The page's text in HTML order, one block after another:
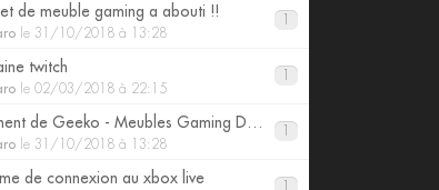
de meuble gaming a abouti !!
le 31/10/2018 à 13:28
twitch
le 02/03/2018 à 22:15
le 31/10/2018 à 13:28
de connexion au xbox live